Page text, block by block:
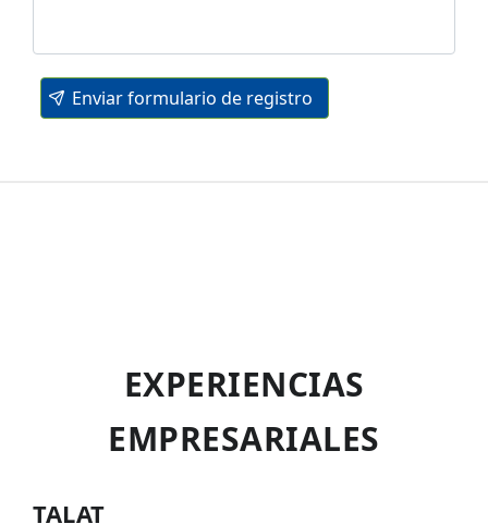
Enviar formulario de registro
EXPERIENCIAS
EMPRESARIALES
TALAT